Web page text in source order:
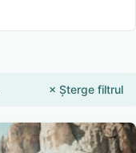
× Șterge filtrul